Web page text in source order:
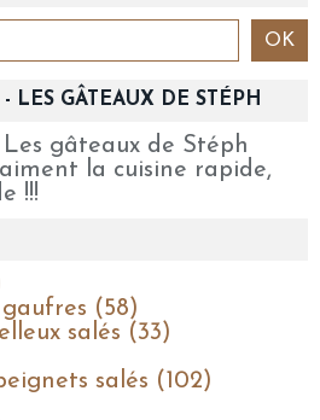
- LES GÂTEAUX DE STÉPH
la cuisine rapide,
!!!
(58)
salés (33)
salés (102)